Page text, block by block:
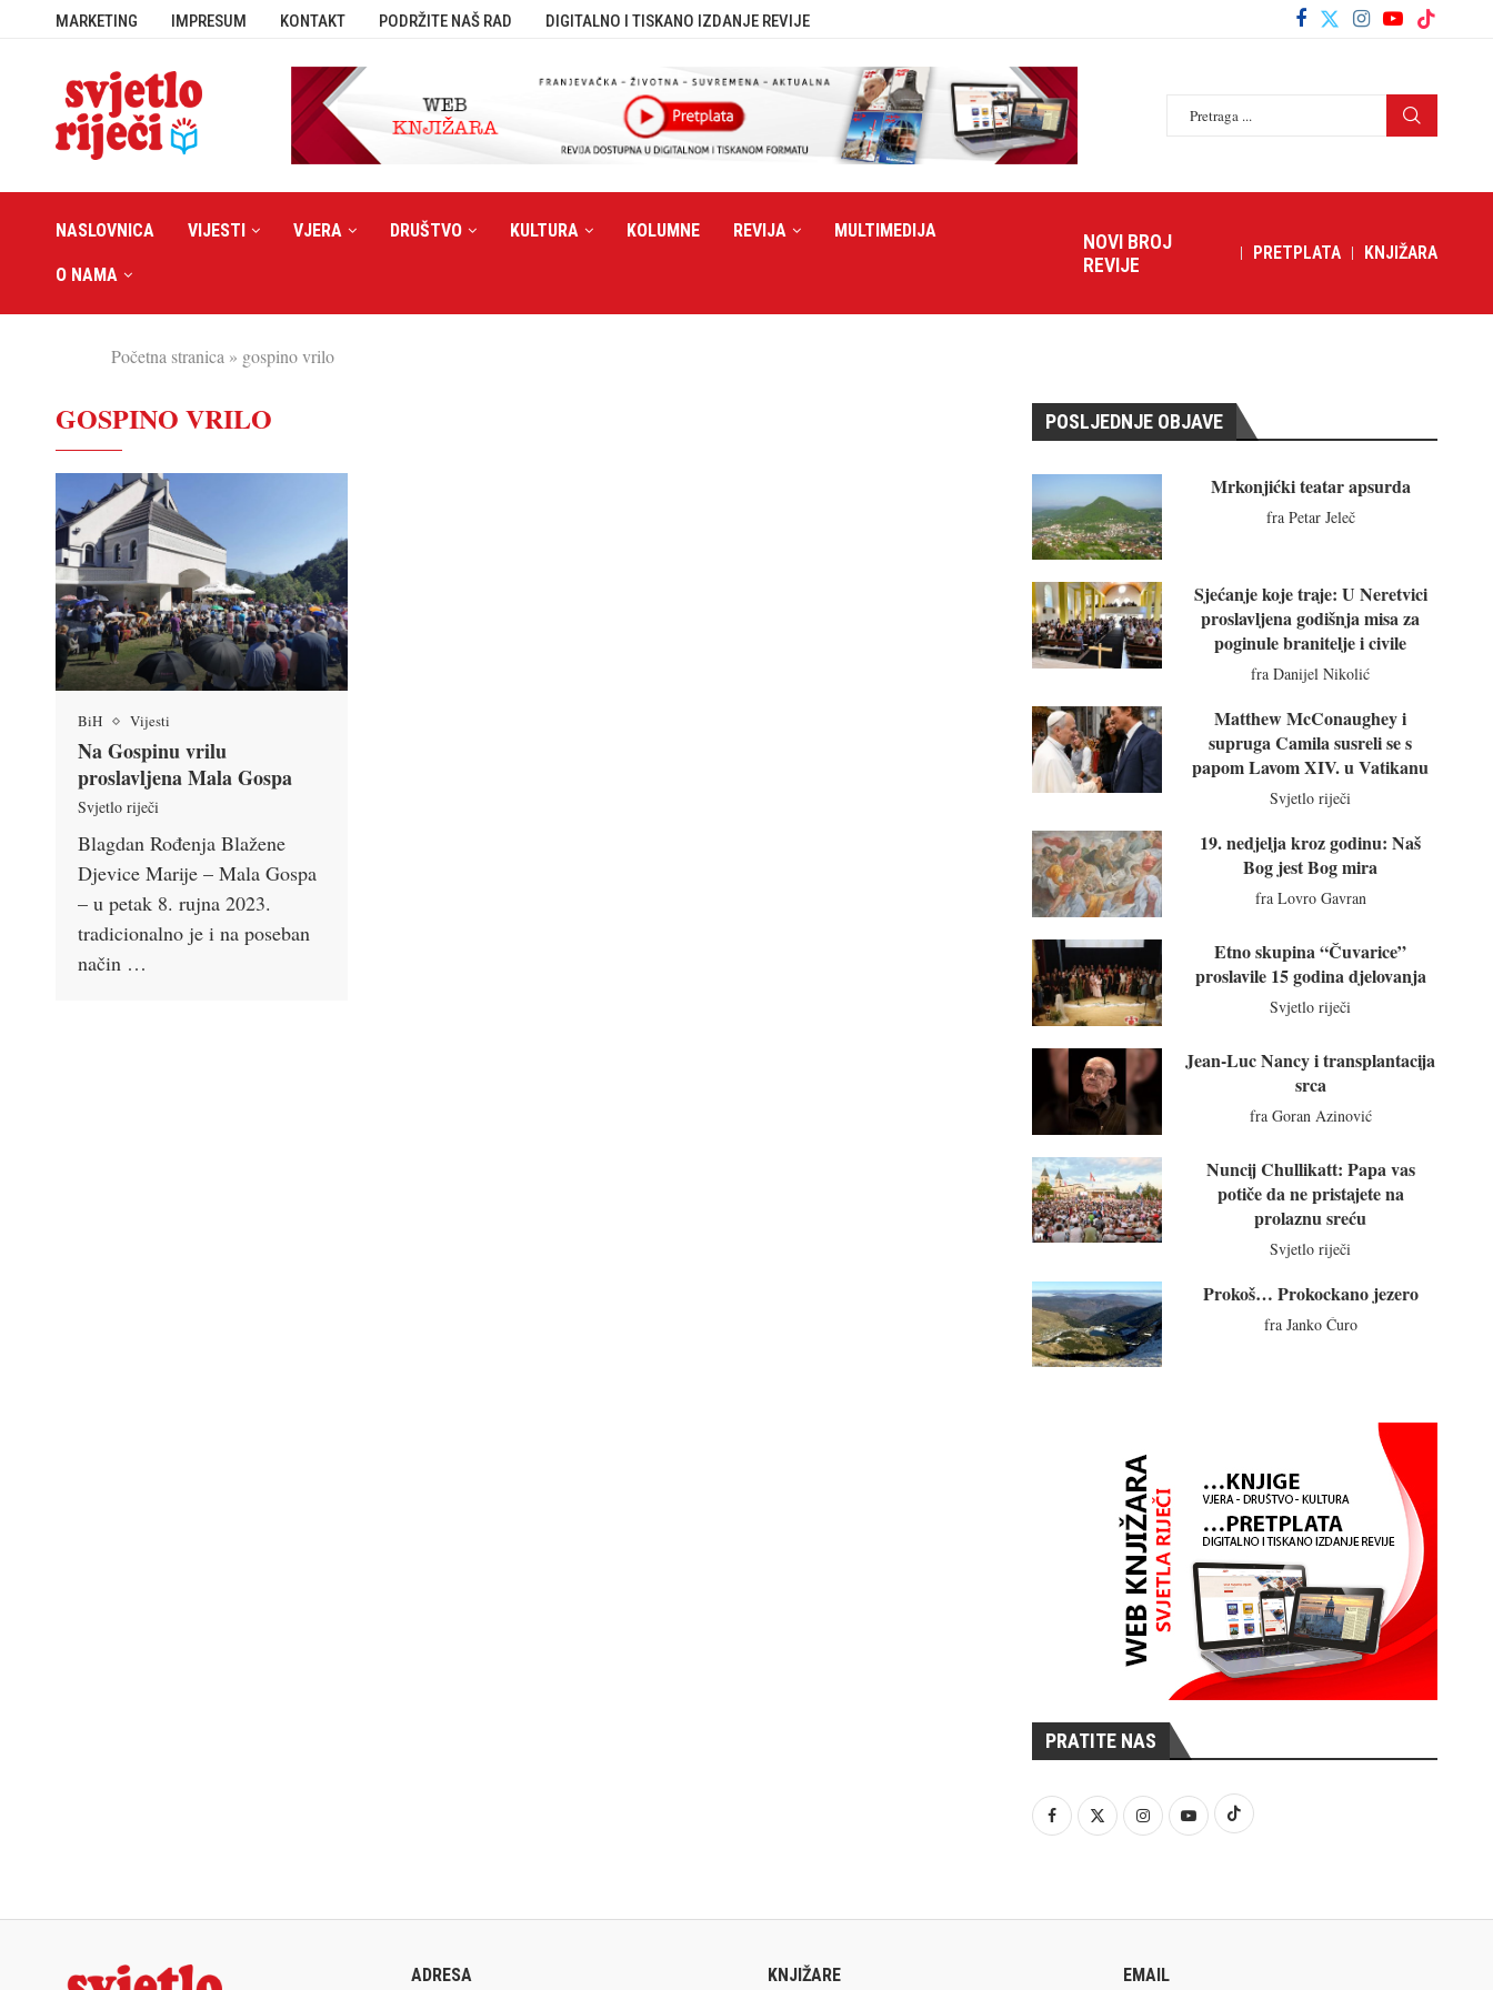
MARKETING IMPRESUM KONTAKT PODRŽITE NAŠ RAD DIGITALNO I TISKANO IZDANJE REVIJE
NASLOVNICA VIJESTI VJERA DRUŠTVO KULTURA KOLUMNE REVIJA MULTIMEDIJA
O NAMA
NOVI BROJ
REVIJE
PRETPLATA KNJIŽARA
Početna stranica » gospino vrilo
GOSPINO VRILO
BiH Vijesti
Na Gospinu vrilu
proslavljena Mala Gospa
Svjetlo riječi
Blagdan Rođenja Blažene
Djevice Marije – Mala Gospa
– u petak 8. rujna 2023.
tradicionalno je i na poseban
način …
POSLJEDNJE OBJAVE
Mrkonjićki teatar apsurda
fra Petar Jeleč
Sjećanje koje traje: U Neretvici
proslavljena godišnja misa za
poginule branitelje i civile
fra Danijel Nikolić
Matthew McConaughey i
supruga Camila susreli se s
papom Lavom XIV. u Vatikanu
Svjetlo riječi
19. nedjelja kroz godinu: Naš
Bog jest Bog mira
fra Lovro Gavran
Etno skupina “Čuvarice”
proslavile 15 godina djelovanja
Svjetlo riječi
Jean-Luc Nancy i transplantacija
srca
fra Goran Azinović
Nuncij Chullikatt: Papa vas
potiče da ne pristajete na
prolaznu sreću
Svjetlo riječi
Prokoš… Prokockano jezero
fra Janko Ćuro
PRATITE NAS
ADRESA KNJIŽARE EMAIL